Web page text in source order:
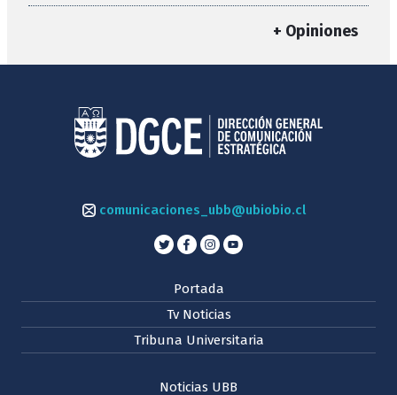
+ Opiniones
comunicaciones_ubb@ubiobio.cl
Portada
Tv Noticias
Tribuna Universitaria
Noticias UBB